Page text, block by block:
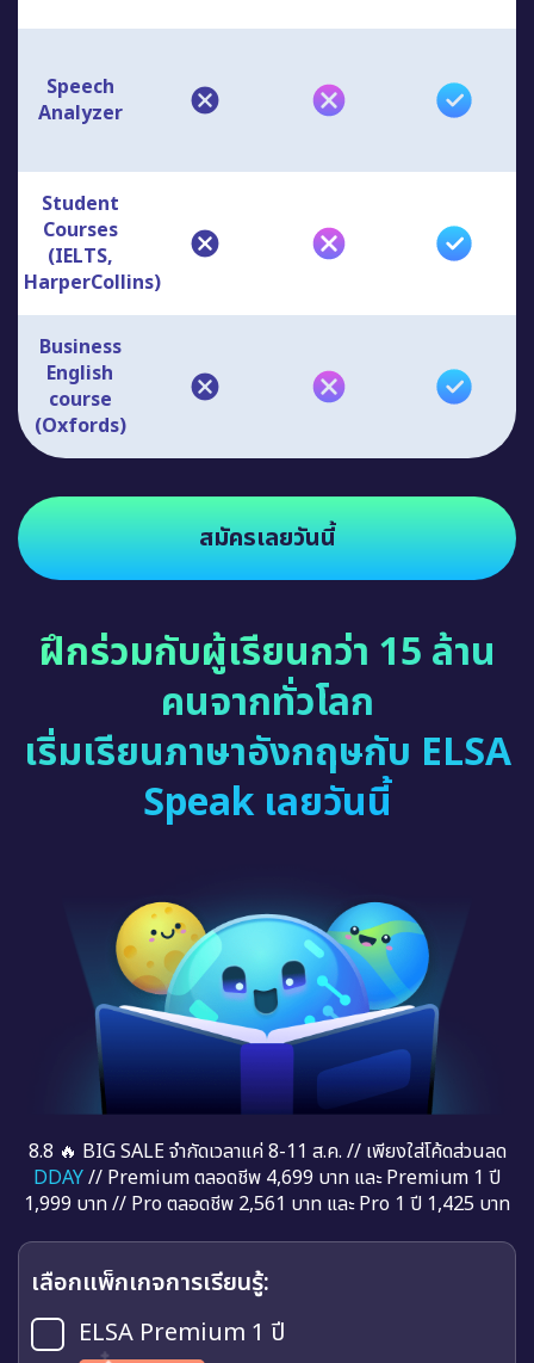
Speech
Analyzer
Student
Courses
(IELTS,
HarperCollins)
Business
English
course
(Oxfords)
สมัครเลยวันนี้
ฝึกร่วมกับผู้เรียนกว่า 15 ล้าน
คนจากทั่วโลก
เริ่มเรียนภาษาอังกฤษกับ ELSA
Speak เลยวันนี้
8.8 🔥 BIG SALE จำกัดเวลาแค่ 8-11 ส.ค. // เพียงใส่โค้ดส่วนลด
DDAY// Premium ตลอดชีพ 4,699 บาท และ Premium 1 ปี
1,999 บาท // Pro ตลอดชีพ 2,561 บาท และ Pro 1 ปี 1,425 บาท
เลือกแพ็กเกจการเรียนรู้:
ELSA Premium 1 ปี